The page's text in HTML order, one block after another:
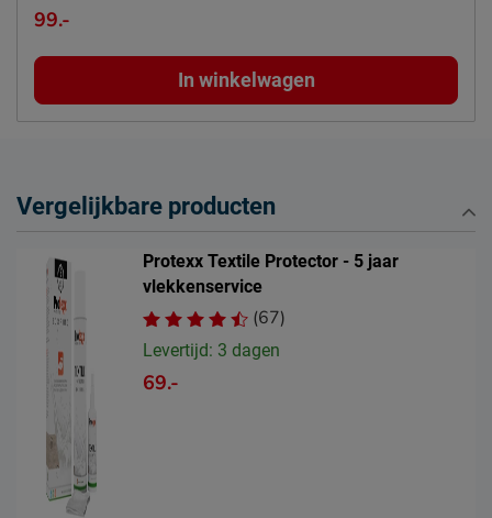
99.-
In winkelwagen
Vergelijkbare producten
Protexx Textile Protector - 5 jaar
vlekkenservice
(67)
Levertijd: 3 dagen
69.-